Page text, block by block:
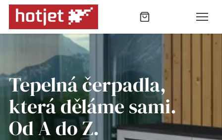
Tepelná čerpadla HOTJET —
Copeland, Siemens,
Danfoss. Uvnitř.